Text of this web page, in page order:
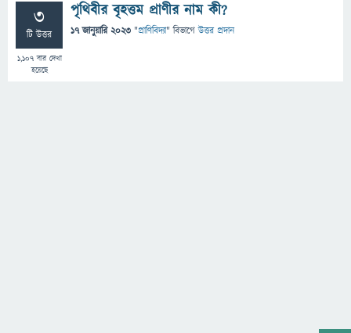
3
টি উত্তর
1,107বার দেখা
হয়েছে
পৃথিবীর বৃহত্তম প্রাণীর নাম কী?
17 জানুয়ারি 2023 "প্রাণিবিদ্যা" বিভাগে উত্তর প্রদান